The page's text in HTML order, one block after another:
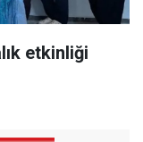
etkinliği